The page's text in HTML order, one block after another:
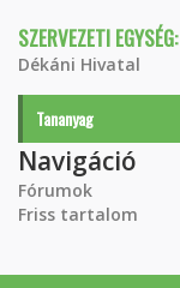
SZERVEZETI EGYSÉG:
Dékáni Hivatal
Tananyag
Navigáció
Fórumok
Friss tartalom